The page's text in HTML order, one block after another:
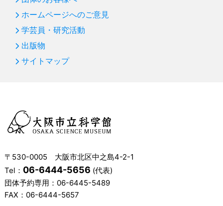
ホームページへのご意見
学芸員・研究活動
出版物
サイトマップ
〒530-0005 大阪市北区中之島4-2-1
Tel： 06-6444-5656 (代表)
団体予約専用： 06-6445-5489
FAX：06-6444-5657